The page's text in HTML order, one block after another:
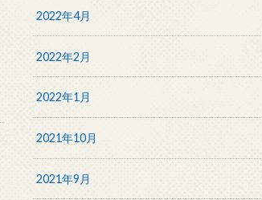
2022年4月
2022年2月
2022年1月
2021年10月
2021年9月